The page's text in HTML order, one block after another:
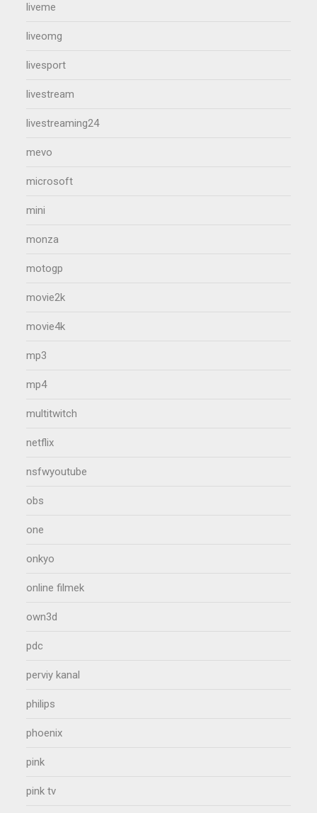
liveme
liveomg
livesport
livestream
livestreaming24
mevo
microsoft
mini
monza
motogp
movie2k
movie4k
mp3
mp4
multitwitch
netflix
nsfwyoutube
obs
one
onkyo
online filmek
own3d
pdc
perviy kanal
philips
phoenix
pink
pink tv